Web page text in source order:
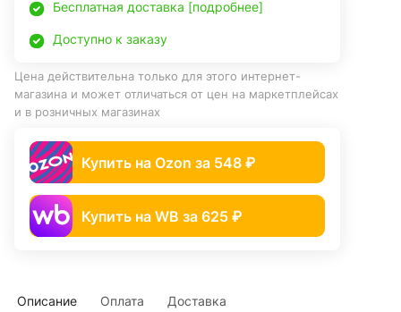
Бесплатная доставка [подробнее]
Доступно к заказу
Цена действительна только для этого интернет-
магазина и может отличаться от цен на маркетплейсах
и в розничных магазинах
Купить на Ozon за 548 ₽
Купить на WB за 625 ₽
Описание Оплата Доставка